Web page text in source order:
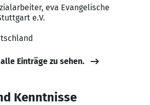
eva Evangelische
e.V.
Einträge zu sehen.
Kenntnisse